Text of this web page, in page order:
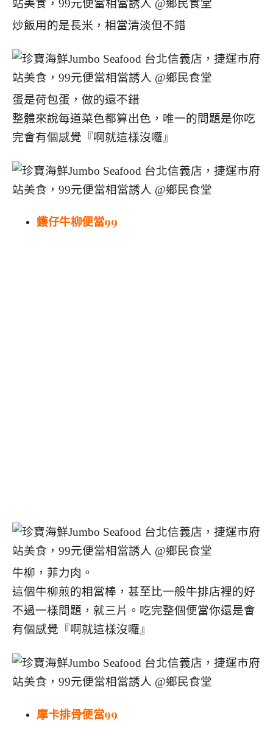
炒飯用的是長米，相當清淡但不錯
蛋是荷包蛋，做的還不錯
整體來說每道菜色都算出色，唯一的問題是你吃
完會有個感覺『啊就這樣沒囉』
鑊仔牛柳便當99
牛柳，菲力肉。
這個牛柳煎的相當棒，甚至比一般牛排店裡的好
不過一樣問題，就三片。吃完整個便當你還是會
有個感覺『啊就這樣沒囉』
摩卡排骨便當99